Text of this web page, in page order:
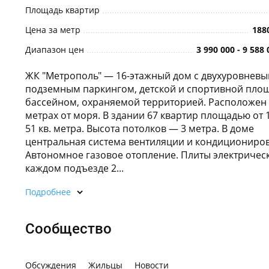
Площадь квартир
Цена за метр
Диапазон цен
3 990 000 - 9 588
ЖК "Метрополь" — 16-этажный дом с
подземным паркингом, детской и спортивной
бассейном, охраняемой территорией. Расположен
метрах от моря. В здании 67 квартир площадью от
51 кв. метра. Высота потолков — 3 метра. В доме
центральная система вентиляции и
Автономное газовое отопление. Плиты
каждом подъезде 2...
Подробнее
Сообщество
Обсуждения Жильцы Новости